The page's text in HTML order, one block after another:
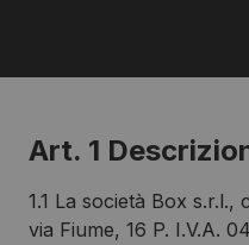
Art. 1
1.1 La società Box s.r.l.,
via Fiume, 16 P. I.V.A.